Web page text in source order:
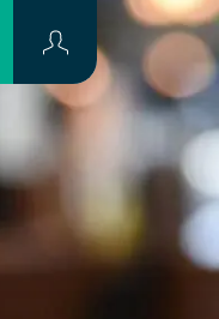
PLAN